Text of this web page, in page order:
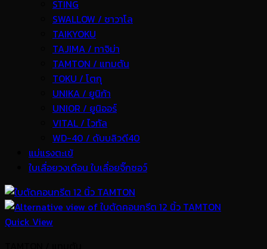
STING
SWALLOW / ซาวาโล
TAIKYOKU
TAJIMA / ทาจิม่า
TAMTON / แทมตัน
TOKU / โตกุ
UNIKA / ยูนิก้า
UNIOR / ยูนิออร์
VITAL / ไวทัล
WD-40 / ดับบลิวดี40
แม่แรงตะเข้
ใบเลื่อยวงเดือน ใบเลื่อยจิ๊กซอว์
Quick View